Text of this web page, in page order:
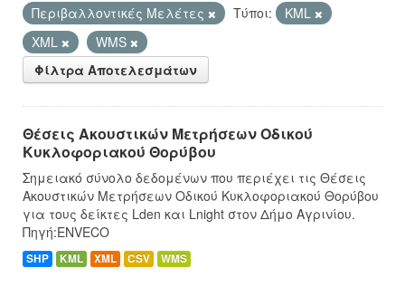
Περιβαλλοντικές Μελέτες
Τύποι:
KML
XML
WMS
Φίλτρα Αποτελεσμάτων
Θέσεις Ακουστικών Μετρήσεων Οδικού
Κυκλοφοριακού Θορύβου
Σημειακό σύνολο δεδομένων που περιέχει τις Θέσεις
Ακουστικών Μετρήσεων Οδικού Κυκλοφοριακού Θορύβου
για τους δείκτες Lden και Lnight στον Δήμο Αγρινίου.
Πηγή:ENVECO
SHP KML XML CSV WMS